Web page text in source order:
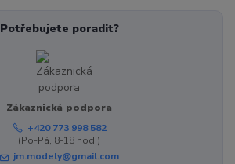
Potřebujete poradit?
Zákaznická podpora
+420 773 998 582
(Po-Pá, 8-18 hod.)
jm.modely@gmail.com